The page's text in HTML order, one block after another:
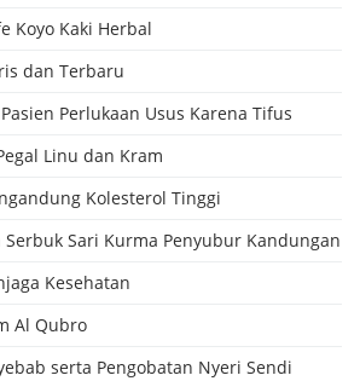
Koyo Kaki Herbal
dan Terbaru
Perlukaan Usus Karena Tifus
Linu dan Kram
Kolesterol Tinggi
Serbuk Sari Kurma Penyubur Kandungan
Kesehatan
Al Qubro
serta Pengobatan Nyeri Sendi